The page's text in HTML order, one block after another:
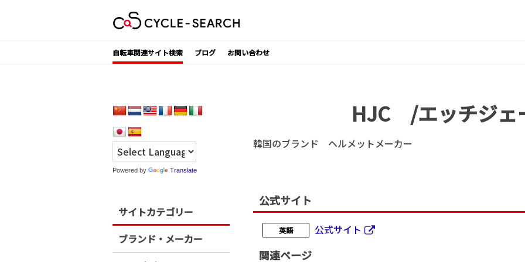
自転車関連サイト検索 ブログ お問い合わせ
HJC /エッチジェ
韓国のブランド ヘルメットメーカー
公式サイト
英語 公式サイト
関連ページ
Powered by Translate
サイトカテゴリー
ブランド・メーカー